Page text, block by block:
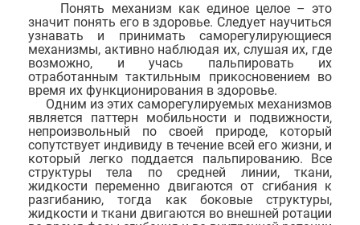
Понять механизм как единое целое – это
значит понять его в здоровье. Следует научиться
узнавать и принимать саморегулирующиеся
механизмы, активно наблюдая их, слушая их, где
возможно, и учась пальпировать их
отработанным тактильным прикосновением во
время их функционирования в здоровье.
Одним из этих саморегулируемых механизмов
является паттерн мобильности и подвижности,
непроизвольный по своей природе, который
сопутствует индивиду в течение всей его жизни, и
который легко поддается пальпированию. Все
структуры тела по средней линии, ткани,
жидкости переменно двигаются от сгибания к
разгибанию, тогда как боковые структуры,
жидкости и ткани двигаются во внешней ротации